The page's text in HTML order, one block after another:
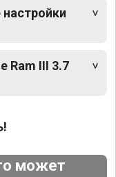
Ram III 3.7
может